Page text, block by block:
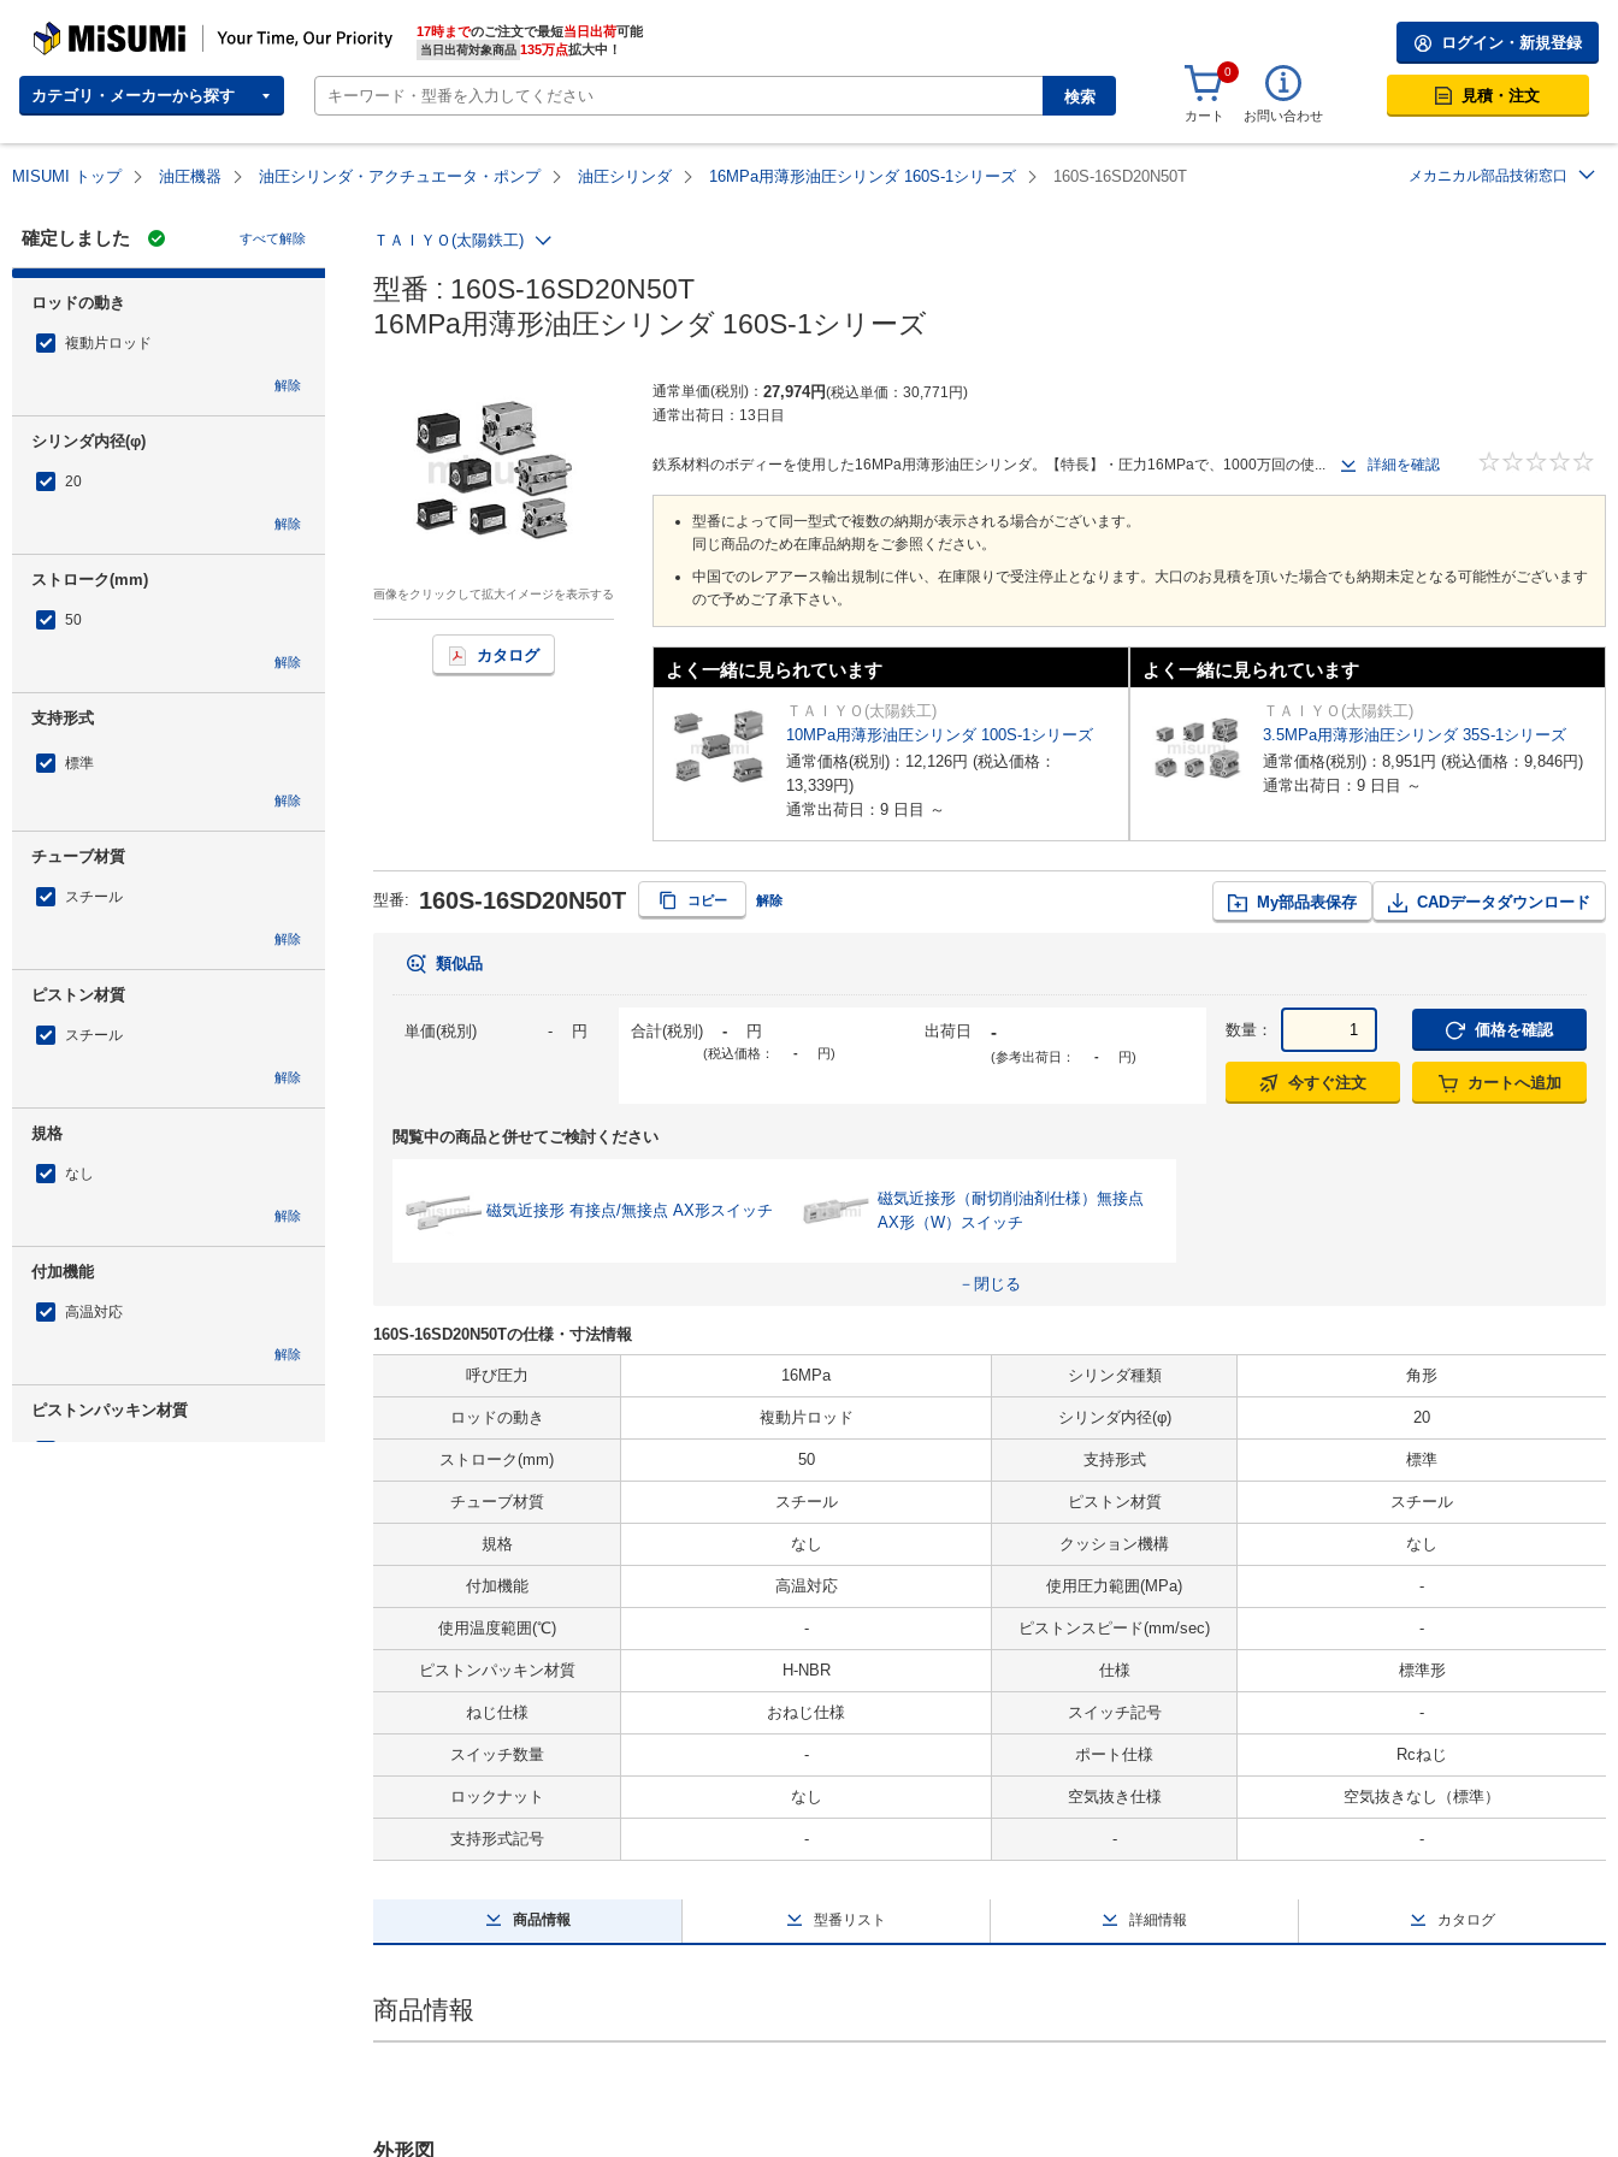
MISUMI | Your Time, Our Priority 17時までのご注文で最短当日出荷
当日出荷対象商品 135万点拡大中！
カテゴリ・メーカーから探す 検索
ログイン・新規登録
0
カート お問い合わせ
見積・注文
MISUMI トップ 油圧機器 油圧シリンダ・アクチュエータ・ポンプ 油圧シリンダ 16MPa用薄形油圧シリンダ 160S-1シリーズ 160S-16SD20N50T メカニカル部品技術窓口
確定しました すべて解除
ロッドの動き
複動片ロッド
解除
シリンダ内径(φ)
20
解除
ストローク(mm)
50
解除
支持形式
標準
解除
チューブ材質
スチール
解除
ピストン材質
スチール
解除
規格
なし
解除
付加機能
高温対応
解除
ピストンパッキン材質
ＴＡＩＹＯ(太陽鉄工)
型番 : 160S-16SD20N50T
16MPa用薄形油圧シリンダ 160S-1シリーズ
画像をクリックして拡大イメージを表示する
カタログ
通常単価(税別) 27,974円 税込単価 30,771 円
通常出荷日： 13日目
鉄系材料のボディーを使用した16MPa用薄形油圧シリンダ。【特長】・圧力16MPaで、1000万回の使... 詳細を確認
型番によって同一型式で複数の納期が表示される場合がございます。
同じ商品のため在庫品納期をご参照ください。
中国でのレアアース輸出規制に伴い、在庫限りで受注停止となります。大口のお見積を頂いた場合でも納期未定となる可能性がございます
ので予めご了承下さい。
よく一緒に見られています
ＴＡＩＹＯ(太陽鉄工)
10MPa用薄形油圧シリンダ 100S-1シリーズ
通常価格(税別)： 12,126円 (税込価格：
13,339円)
通常出荷日：9 日目 ～
よく一緒に見られています
ＴＡＩＹＯ(太陽鉄工)
3.5MPa用薄形油圧シリンダ 35S-1シリーズ
通常価格(税別)： 8,951円 (税込価格： 9,846円)
通常出荷日：9 日目 ～
型番: 160S-16SD20N50T コピー 解除 My部品表保存 CADデータダウンロード
類似品
単価(税別) - 円 合計(税別) - 円
(税込価格： - 円)
出荷日 -
(参考出荷日： - 円)
数量： 価格を確認
今すぐ注文 カートへ追加
閲覧中の商品と併せてご検討ください
磁気近接形 有接点/無接点 AX形スイッチ
磁気近接形（耐切削油剤仕様）無接点
AX形（W）スイッチ
－閉じる
160S-16SD20N50Tの仕様・寸法情報
呼び圧力 16MPa シリンダ種類 角形
ロッドの動き 複動片ロッド シリンダ内径(φ) 20
ストローク(mm) 50 支持形式 標準
チューブ材質 スチール ピストン材質 スチール
規格 なし クッション機構 なし
付加機能 高温対応 使用圧力範囲(MPa) -
使用温度範囲(℃) - ピストンスピード(mm/sec) -
ピストンパッキン材質 H-NBR 仕様 標準形
ねじ仕様 おねじ仕様 スイッチ記号 -
スイッチ数量 - ポート仕様 Rcねじ
ロックナット なし 空気抜き仕様 空気抜きなし（標準）
支持形式記号 - - -
商品情報 型番リスト 詳細情報 カタログ
商品情報
外形図